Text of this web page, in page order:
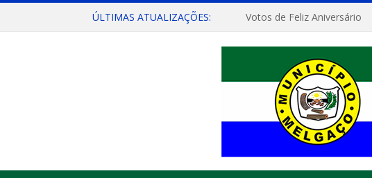
ÚLTIMAS ATUALIZAÇÕES: Votos de Feliz Aniversário